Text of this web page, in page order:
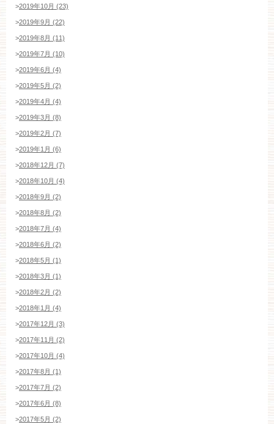
>2019年10月 (23)
>2019年9月 (22)
>2019年8月 (11)
>2019年7月 (10)
>2019年6月 (4)
>2019年5月 (2)
>2019年4月 (4)
>2019年3月 (8)
>2019年2月 (7)
>2019年1月 (6)
>2018年12月 (7)
>2018年10月 (4)
>2018年9月 (2)
>2018年8月 (2)
>2018年7月 (4)
>2018年6月 (2)
>2018年5月 (1)
>2018年3月 (1)
>2018年2月 (2)
>2018年1月 (4)
>2017年12月 (3)
>2017年11月 (2)
>2017年10月 (4)
>2017年8月 (1)
>2017年7月 (2)
>2017年6月 (8)
>2017年5月 (2)